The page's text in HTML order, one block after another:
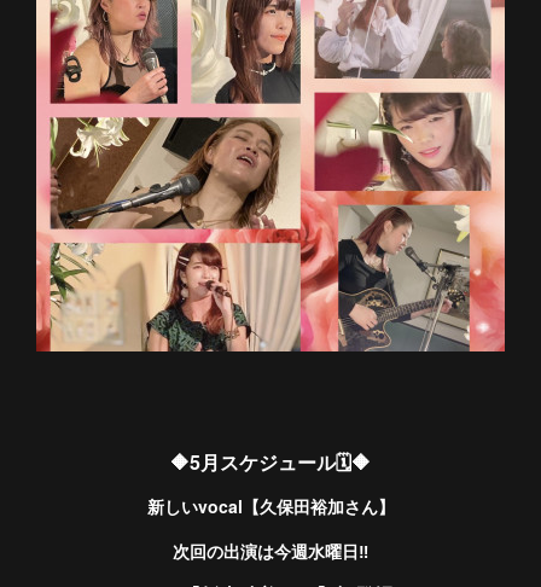
🔶5月スケジュール🗓🔶
新しいvocal【久保田裕加さん】
次回の出演は今週水曜日‼️